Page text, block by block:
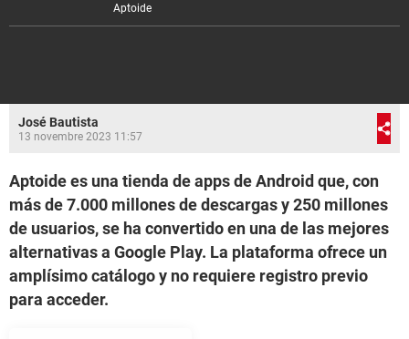
Aptoide
José Bautista
13 novembre 2023 11:57
Aptoide es una tienda de apps de Android que, con
más de 7.000 millones de descargas y 250 millones
de usuarios, se ha convertido en una de las mejores
alternativas a Google Play. La plataforma ofrece un
amplísimo catálogo y no requiere registro previo
para acceder.